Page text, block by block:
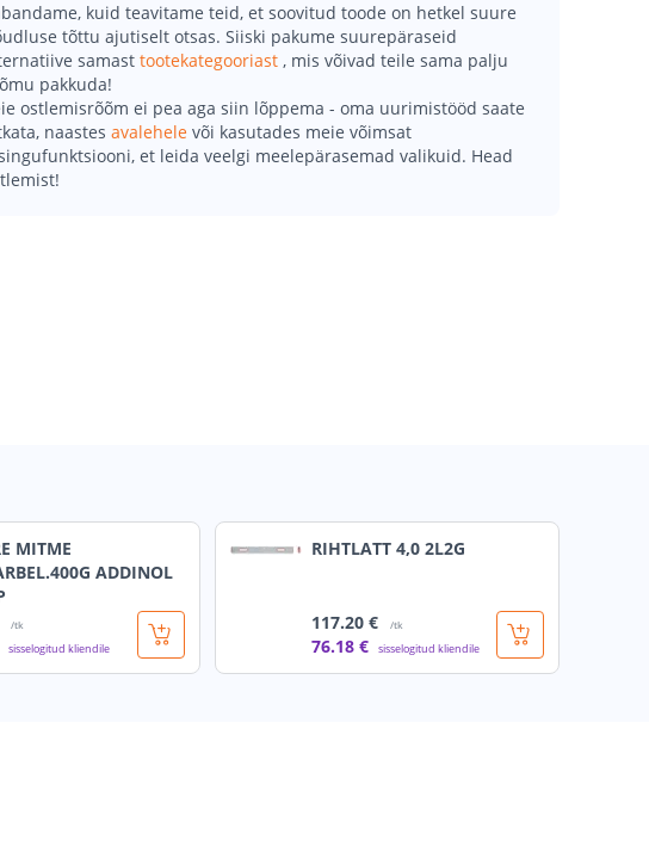
kuid teavitame teid, et soovitud toode on hetkel suure
tõttu ajutiselt otsas. Siiski pakume suurepäraseid
samast tootekategooriast , mis võivad teile sama palju
pakkuda!
ostlemisrõõm ei pea aga siin lõppema - oma uurimistööd saate
naastes avalehele või kasutades meie võimsat
et leida veelgi meelepärasemad valikuid. Head
MITME
ADDINOL
/tk
sisselogitud kliendile
RIHTLATT 4,0 2L2G
117.20 € /tk
76.18 € sisselogitud kliendile